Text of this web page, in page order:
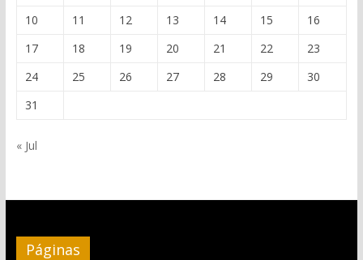
10
11 12 13 14 15
16
17
18 19 20 21 22
23
24
25 26 27 28 29
30
31
« Jul
Páginas